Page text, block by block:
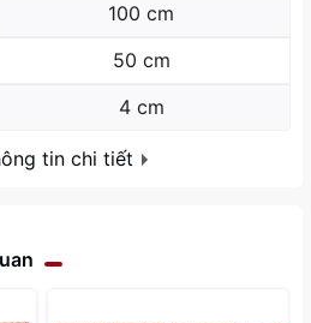
100 cm
50 cm
4 cm
tin chi tiết